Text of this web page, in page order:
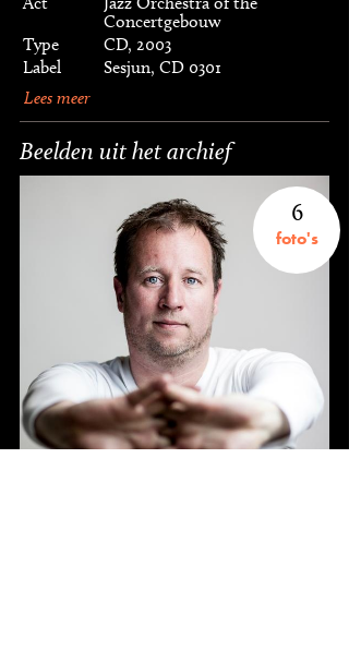
Concertgebouw
Type
CD, 2003
Label
Sesjun, CD 0301
Lees meer
Beelden uit het archief
6
foto's